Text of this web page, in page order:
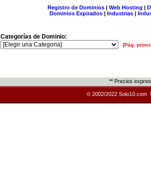
Registro de Dominios| Web Hosting |
Dominios Expirados | Industrias |
Categorías de Dominio:
[Pág.
** Precios
© 2002/2022 Solo10.com